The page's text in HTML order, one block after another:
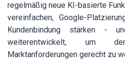
regelmäßig neue KI-basierte
vereinfachen, Google-
Kundenbindung stärken -
weiterentwickelt, um
Marktanforderungen gerecht zu